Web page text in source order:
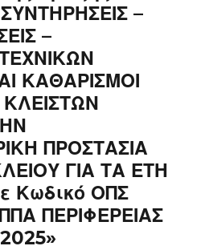
–
–
ΚΑΘΑΡΙΣΜΟΙ
ΠΡΟΣΤΑΣΙΑ
ΓΙΑ ΤΑ ΕΤΗ
Κωδικό ΟΠΣ
ΠΕΡΙΦΕΡΕΙΑΣ